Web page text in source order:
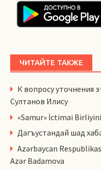
ЧИТАЙТЕ ТАКЖЕ
К вопросу уточнения
Султанов Илису
«Samur» İctimai
Дагъустандай шад
Azərbaycan
Azər Badamova